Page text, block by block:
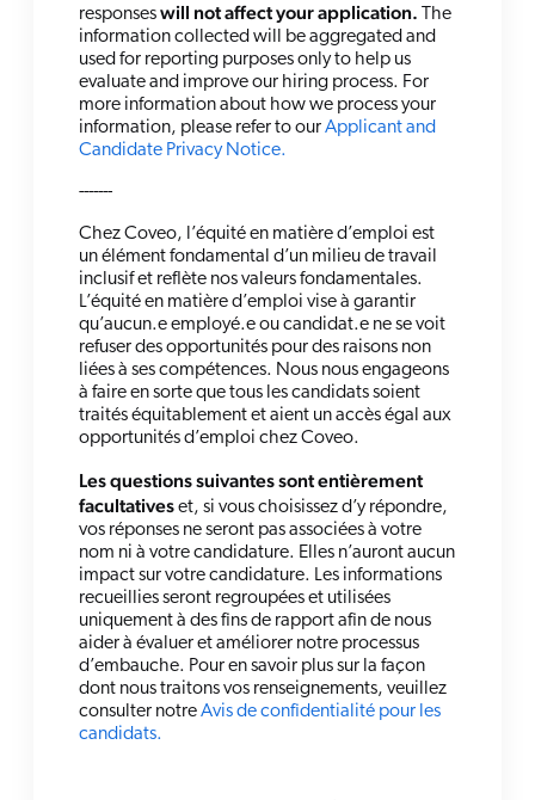
responseswill not affect your application.
The
information collected will be aggregated and
used for reporting purposes only to help us
evaluate and improve our hiring process. For
more information about how we process your
information, please refer to ourApplicant and
Candidate Privacy Notice.
-------
Chez Coveo, l’équité en matière d’emploi est
un élément fondamental d’un milieu de travail
inclusif et reflète nos valeurs fondamentales.
L’équité en matière d’emploi vise à garantir
qu’aucun.e employé.e ou candidat.e ne se voit
refuser des opportunités pour des raisons non
liées à ses compétences. Nous nous engageons
à faire en sorte que tous les candidats soient
traités équitablement et aient un accès égal aux
opportunités d’emploi chez Coveo.
Les questions suivantes sont entièrement
facultativeset, si vous choisissez d’y répondre,
vos réponses ne seront pas associées à votre
nom ni à votre candidature. Elles n’auront aucun
impact sur votre candidature. Les informations
recueillies seront regroupées et utilisées
uniquement à des fins de rapport afin de nous
aider à évaluer et améliorer notre processus
d’embauche. Pour en savoir plus sur la façon
dont nous traitons vos renseignements, veuillez
consulter notreAvis de confidentialité pour les
candidats.